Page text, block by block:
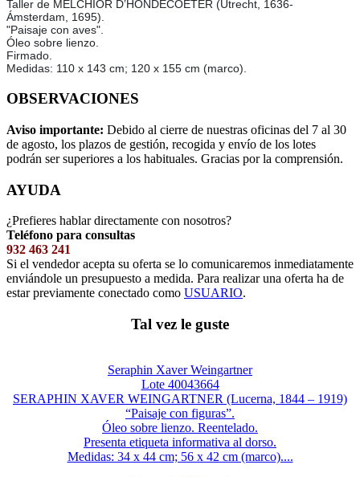
Taller de MELCHIOR D’HONDECOETER (Utrecht, 1636-
Ámsterdam, 1695).
"Paisaje con aves".
Óleo sobre lienzo.
Firmado.
Medidas: 110 x 143 cm; 120 x 155 cm (marco).
OBSERVACIONES
Aviso importante: Debido al cierre de nuestras oficinas del 7 al 30
de agosto, los plazos de gestión, recogida y envío de los lotes
podrán ser superiores a los habituales. Gracias por la comprensión.
AYUDA
¿Prefieres hablar directamente con nosotros?
Teléfono para consultas
932 463 241
Si el vendedor acepta su oferta se lo comunicaremos inmediatamente
enviándole un presupuesto a medida. Para realizar una oferta ha de
estar previamente conectado como USUARIO.
Tal vez le guste
Seraphin Xaver Weingartner
Lote 40043664
SERAPHIN XAVER WEINGARTNER (Lucerna, 1844 – 1919)
“Paisaje con figuras”.
Óleo sobre lienzo. Reentelado.
Presenta etiqueta informativa al dorso.
Medidas: 34 x 44 cm; 56 x 42 cm (marco)....